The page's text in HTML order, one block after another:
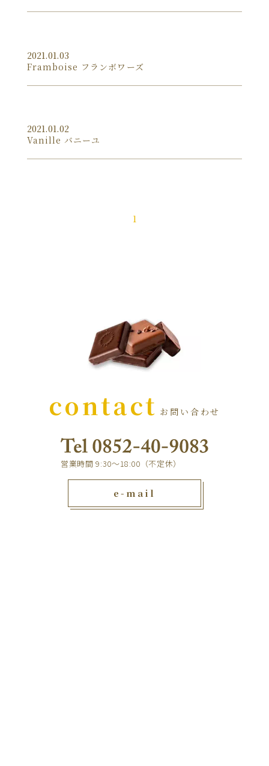
2021.01.03
Framboise フランボワーズ
2021.01.02
Vanille バニーユ
1
contact お問い合わせ
営業時間 9:30～18:00（不定休）
e-mail